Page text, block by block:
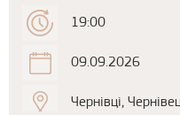
19:00
09.09.2026
Чернівці,